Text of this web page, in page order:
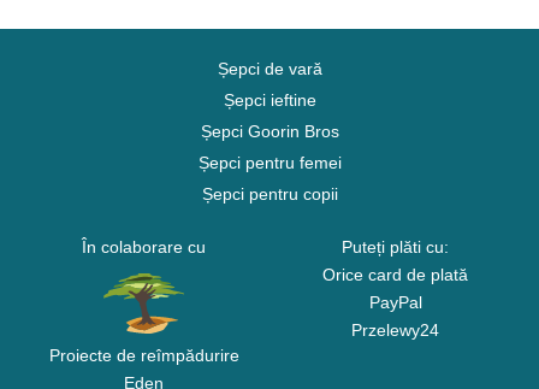
Șepci de vară
Șepci ieftine
Șepci Goorin Bros
Șepci pentru femei
Șepci pentru copii
În colaborare cu
Proiecte de reîmpădurire
Eden
Puteți plăti cu:
Orice card de plată
PayPal
Przelewy24